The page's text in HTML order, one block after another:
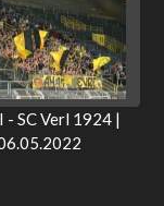
- SC Verl 1924 |